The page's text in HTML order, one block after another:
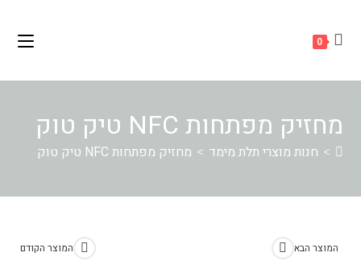
content
0
מחזיק מפתחות NFC טיק טוק
> חנות מוצרי תלת מימד > מחזיק מפתחות NFC טיק טוק
המוצר הקודם המוצר הבא